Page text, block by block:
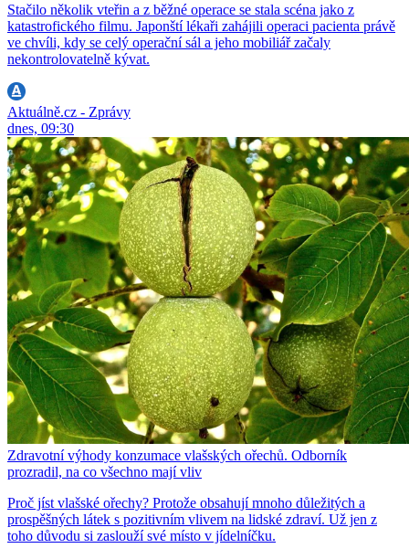
Stačilo několik vteřin a z běžné operace se stala scéna jako z
katastrofického filmu. Japonští lékaři zahájili operaci pacienta právě
ve chvíli, kdy se celý operační sál a jeho mobiliář začaly
nekontrolovatelně kývat.
Aktuálně.cz - Zprávy
dnes, 09:30
Zdravotní výhody konzumace vlašských ořechů. Odborník
prozradil, na co všechno mají vliv
Proč jíst vlašské ořechy? Protože obsahují mnoho důležitých a
prospěšných látek s pozitivním vlivem na lidské zdraví. Už jen z
toho důvodu si zaslouží své místo v jídelníčku.